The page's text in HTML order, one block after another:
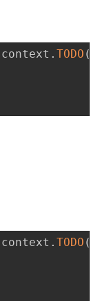
context . TODO (
context . TODO (